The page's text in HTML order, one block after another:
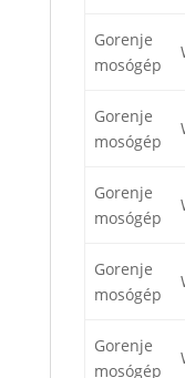
Gorenje
mosógép
Gorenje
mosógép
Gorenje
mosógép
Gorenje
mosógép
Gorenje
mosógép